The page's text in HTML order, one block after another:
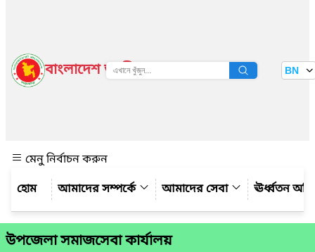
বাংলাদেশ জাতীয় তথ্য বাতায়ন BN
মেনু নির্বাচন করুন
আমাদের সম্পর্কে
আমাদের সেবা ঊর্ধ্বতন
উপজেলা সমাজসেবা কার্যালয়